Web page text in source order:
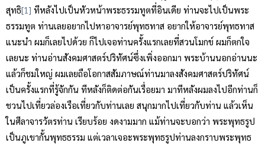
สุทธิ[1] ทีหลังไปเป็นหัวหน้าพระธรรมทูตที่อินเดีย ท่านจะไปเป็นพระ
ธรรมทูต ท่านเลยอยากไปหาอาจารย์พุทธทาส อยากให้อาจารย์พุทธทาส
แนะนำ ผมก็เลยไปด้วย ก็ไปเจอท่านครั้งแรกเลยที่สวนโมกข์ ผมก็ตกใจ
เลยนะ ท่านอ่านสังคมศาสตร์ปริทัศน์ซึ่งเพิ่งออกมา พระบ้านนอกอ่านนะ
แล้วก็ชมใหญ่ ผมเลยถือโอกาสสัมภาษณ์ท่านมาลงสังคมศาสตร์ปริทัศน์
เป็นครั้งแรกที่รู้จักกัน ทีหลังก็ติดต่อกันเรื่อยมา มาทีหลังผมลงไปอีกท่านก็
ชวนไปเที่ยวล่องเรือเที่ยวกับท่านเลย สนุกมากไปเที่ยวกับท่าน แล้วเห็น
ในศีลาจารวัตรท่าน เรียบร้อย งดงามมาก แม้ท่านจะบอกว่า พระพุทธรูป
เป็นภูเขากั้นพุทธธรรม แต่เวลาเจอะพระพุทธรูปท่านลงกราบพระพุทธ